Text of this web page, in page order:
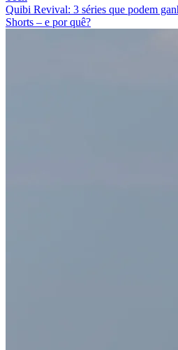
Quibi Revival: 3 séries que podem
Shorts – e por quê?